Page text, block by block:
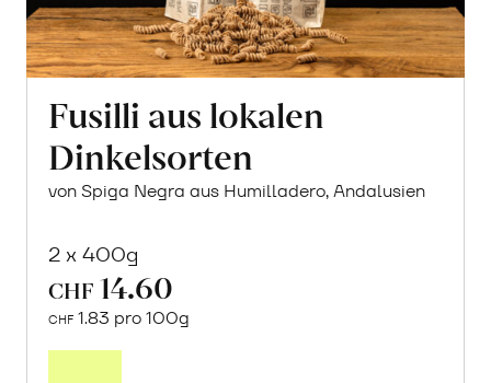
Fusilli aus lokalen
Dinkelsorten
von Spiga Negra aus Humilladero, Andalusien
2 x 400g
CHF 14.60
CHF 1.83 pro 100g